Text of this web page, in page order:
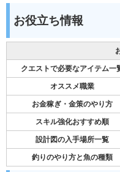
お役立ち情報
クエストで必要なアイテム一
オススメ職業
お金稼ぎ・金策のやり方
スキル強化おすすめ順
設計図の入手場所一覧
釣りのやり方と魚の種類